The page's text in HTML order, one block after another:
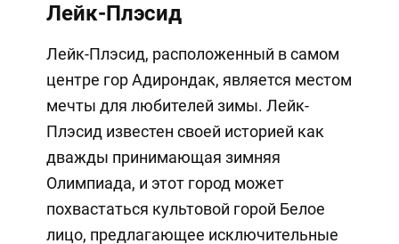
Лейк-Плэсид
Лейк-Плэсид, расположенный в самом
центре гор Адирондак, является местом
мечты для любителей зимы. Лейк-
Плэсид известен своей историей как
дважды принимающая зимняя
Олимпиада, и этот город может
похвастаться культовой горой Белое
лицо, предлагающее исключительные